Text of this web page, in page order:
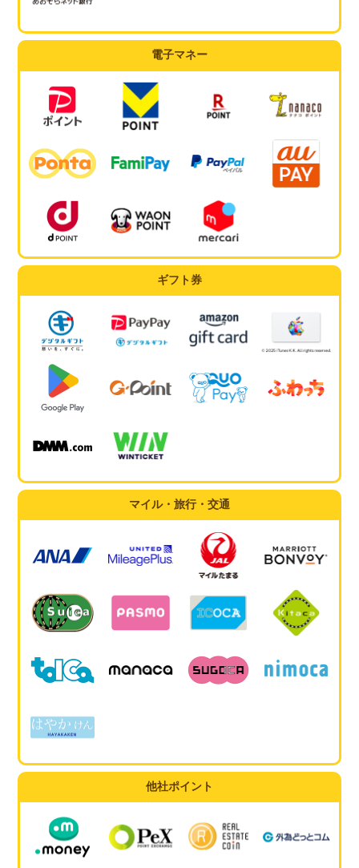
電子マネー
ギフト券
マイル・旅行・交通
他社ポイント